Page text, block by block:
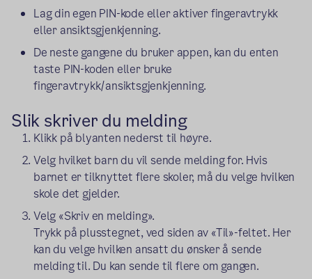
Lag din egen PIN-kode eller aktiver fingeravtrykk
eller ansiktsgjenkjenning.
De neste gangene du bruker appen, kan du enten
taste PIN-koden eller bruke
fingeravtrykk/ansiktsgjenkjenning.
Slik skriver du melding
Klikk på blyanten nederst til høyre.
Velg hvilket barn du vil sende melding for. Hvis
barnet er tilknyttet flere skoler, må du velge hvilken
skole det gjelder.
Velg «Skriv en melding».
Trykk på plusstegnet, ved siden av «Til»-feltet. Her
kan du velge hvilken ansatt du ønsker å sende
melding til. Du kan sende til flere om gangen.